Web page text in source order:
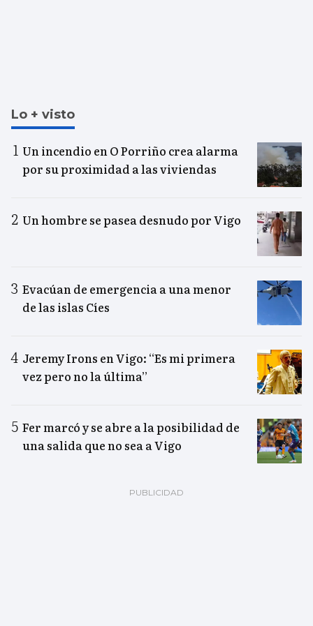
Lo + visto
Un incendio en O Porriño crea alarma
por su proximidad a las viviendas
Un hombre se pasea desnudo por Vigo
Evacúan de emergencia a una menor
de las islas Cíes
Jeremy Irons en Vigo: “Es mi primera
vez pero no la última”
Fer marcó y se abre a la posibilidad de
una salida que no sea a Vigo